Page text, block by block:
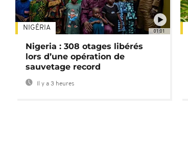
01:01
NIGÉRIA
Nigeria : 308 otages libérés
lors d’une opération de
sauvetage record
Il y a 3 heures